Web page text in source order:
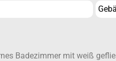
Badezimmer mit weiß